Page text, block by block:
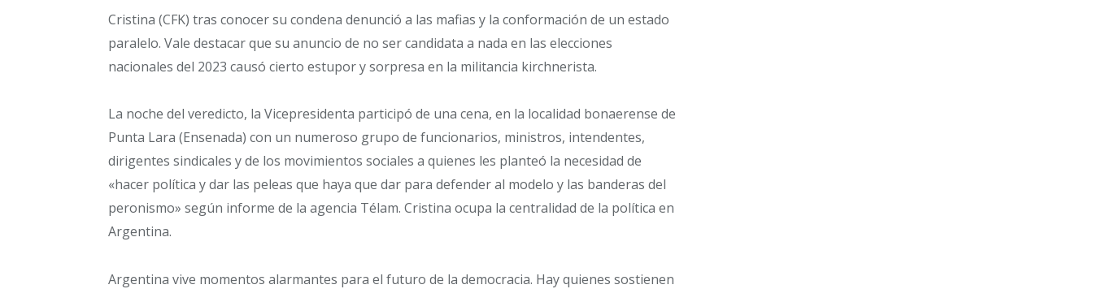
Cristina (CFK) tras conocer su condena denunció a las mafias y la conformación de un estado
paralelo. Vale destacar que su anuncio de no ser candidata a nada en las elecciones
nacionales del 2023 causó cierto estupor y sorpresa en la militancia kirchnerista.
La noche del veredicto, la Vicepresidenta participó de una cena, en la localidad bonaerense de
Punta Lara (Ensenada) con un numeroso grupo de funcionarios, ministros, intendentes,
dirigentes sindicales y de los movimientos sociales a quienes les planteó la necesidad de
«hacer política y dar las peleas que haya que dar para defender al modelo y las banderas del
peronismo» según informe de la agencia Télam. Cristina ocupa la centralidad de la política en
Argentina.
Argentina vive momentos alarmantes para el futuro de la democracia. Hay quienes sostienen